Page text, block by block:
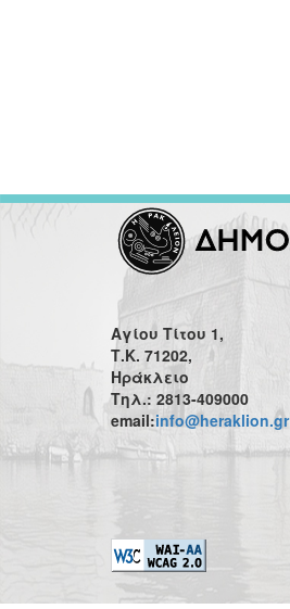
Αγίου Τίτου 1,
Τ.Κ. 71202,
Ηράκλειο
Τηλ.: 2813-409000
email:info@heraklion.gr